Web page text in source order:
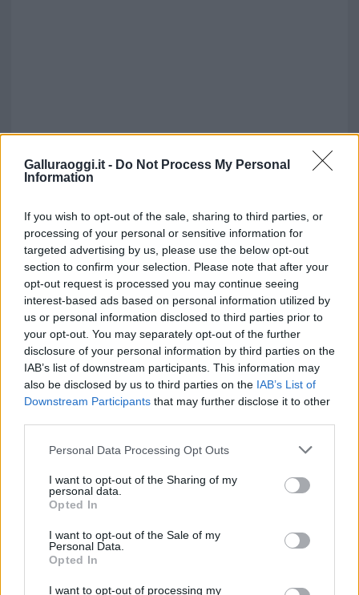
Galluraoggi.it - Do Not Process My Personal
Information
If you wish to opt-out of the sale, sharing to third parties, or
processing of your personal or sensitive information for
targeted advertising by us, please use the below opt-out
section to confirm your selection. Please note that after your
opt-out request is processed you may continue seeing
interest-based ads based on personal information utilized by
us or personal information disclosed to third parties prior to
your opt-out. You may separately opt-out of the further
disclosure of your personal information by third parties on the
IAB’s list of downstream participants. This information may
also be disclosed by us to third parties on the IAB’s List of
Downstream Participants that may further disclose it to other
Please note that this website/app uses one or more Google
not limited to your visit or usage behaviour. You may click to
grant or deny consent to Google and its third-party tags to
use your data for below specified purposes in below Google
consent section.
Personal Data Processing Opt Outs
I want to opt-out of the Sharing of my
personal data.
Opted In
I want to opt-out of the Sale of my
Personal Data.
Opted In
I want to opt-out of processing my
Vuoi rimuovere le pubblicità nazionali?
Puoi abbonarti asoli € 1,10 al mese
cliccando